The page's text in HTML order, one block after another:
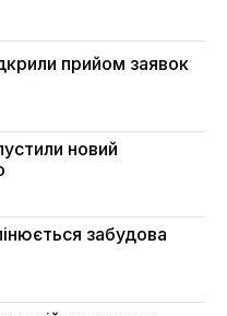
прийом заявок
новий
забудова